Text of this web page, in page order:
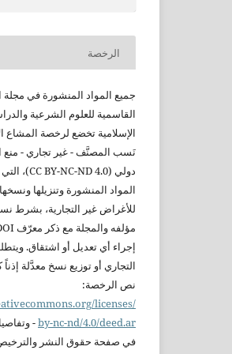
الرخصة
جميع المواد المنشورة في مجلة
القاسمية للعلوم الشرعية
الإسلامية تخضع لرخصة المشاع
نَسب المصنَّف - غير تجاري - منع
دولي (CC BY-NC-ND 4.0)،
المواد المنشورة وتنزيلها
للأغراض غير التجارية، بشرط
مؤلفه والمجلة مع ذكر معرّف DOI، ودون
إجراء أي تعديل أو اشتقاق.
التجاري أو توزيع نسخ معدَّلة إذناً
نص الرخصة:
licenses/
by-nc-nd/4.0/deed.ar
-
في صفحة حقوق النشر